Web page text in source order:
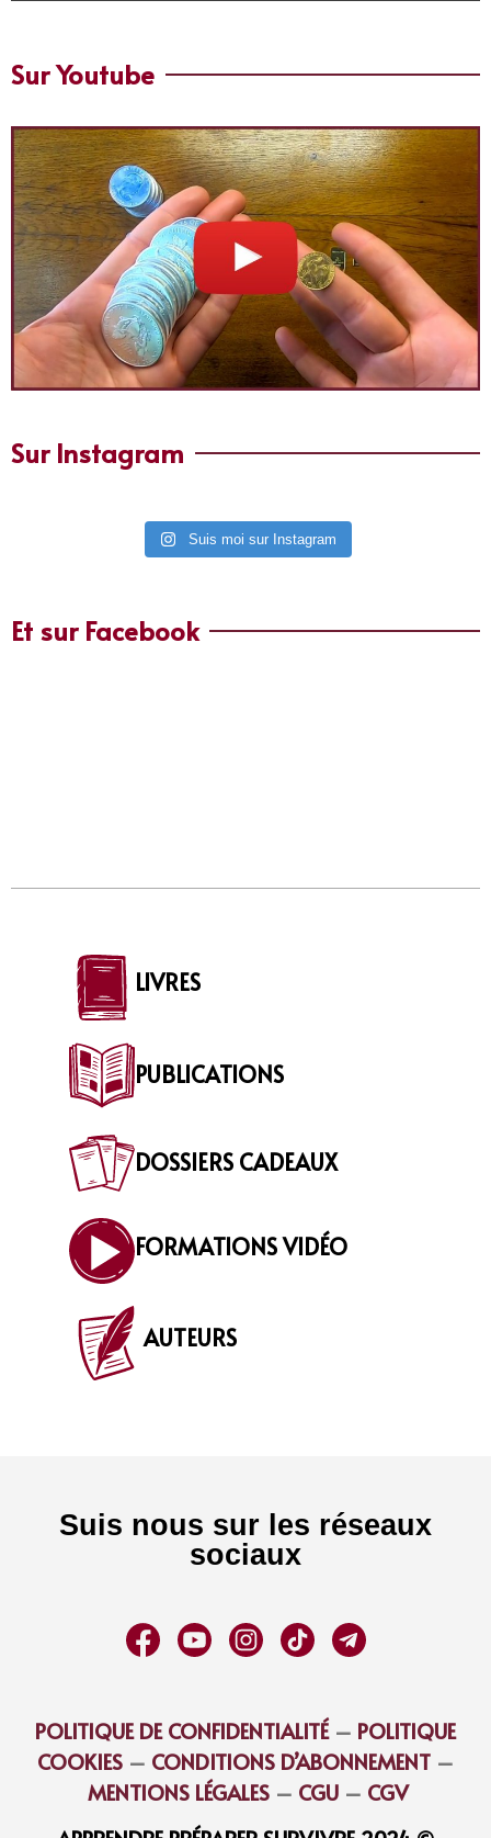
Sur Youtube
Sur Instagram
Suis moi sur Instagram
Et sur Facebook
LIVRES
PUBLICATIONS
DOSSIERS CADEAUX
FORMATIONS VIDÉO
AUTEURS
Suis nous sur les réseaux
sociaux
POLITIQUE DE CONFIDENTIALITÉ– POLITIQUE
COOKIES – CONDITIONS D’ABONNEMENT –
MENTIONS LÉGALES – CGU – CGV